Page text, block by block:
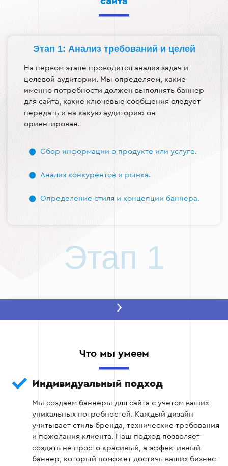
Этап 1: Анализ требований и целей
На первом этапе проводится анализ задач и
целевой аудитории. Мы определяем, какие
именно потребности должен выполнять баннер
для сайта, какие ключевые сообщения следует
передать и на какую аудиторию он
ориентирован.
Сбор информации о продукте или услуге.
Анализ конкурентов и рынка.
Определение стиля и концепции баннера.
Этап 1
Этап 2: Разработка концепции дизайна
графических элементов. Особое внимание
уделяется адаптивности баннера для различных
устройств.
Создание нескольких вариантов
концепций.
Согласование с клиентом выбранного
дизайна.
Что мы умеем
Индивидуальный подход
Мы создаем баннеры для сайта с учетом ваших
уникальных потребностей. Каждый дизайн
учитывает стиль бренда, технические требования
и пожелания клиента. Наш подход позволяет
создать не просто красивый, а эффективный
баннер, который поможет достичь ваших бизнес-